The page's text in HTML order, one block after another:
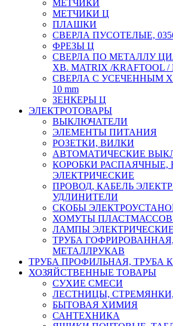
МЕТЧИКИ
МЕТЧИКИ Ц
ПЛАШКИ
СВЕРЛА ПУСОТЕЛЫЕ,
ФРЕЗЫ Ц
СВЕРЛА ПО МЕТАЛЛУ
ХВ. MATRIX /KRAFTOOL
СВЕРЛА С УСЕЧЕННЫМ
10 mm
ЗЕНКЕРЫ Ц
ЭЛЕКТРОТОВАРЫ
ВЫКЛЮЧАТЕЛИ
ЭЛЕМЕНТЫ ПИТАНИЯ
РОЗЕТКИ, ВИЛКИ
АВТОМАТИЧЕСКИЕ
КОРОБКИ РАСПАЯЧНЫЕ,
ЭЛЕКТРИЧЕСКИЕ
ПРОВОД, КАБЕЛЬ
УДЛИНИТЕЛИ
СКОБЫ
ХОМУТЫ
ЛАМПЫ
ТРУБА
МЕТАЛЛРУКАВ
ТРУБА ПРОФИЛЬНАЯ, ТРУБА
ХОЗЯЙСТВЕННЫЕ ТОВАРЫ
СУХИЕ СМЕСИ
ЛЕСТНИЦЫ,
БЫТОВАЯ ХИМИЯ
САНТЕХНИКА